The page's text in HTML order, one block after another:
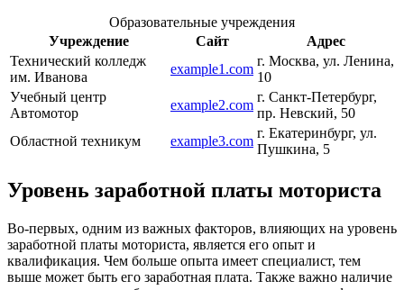
Образовательные учреждения
Учреждение
Сайт
Адрес
Технический колледж
им. Иванова
example1.com
г. Москва, ул. Ленина,
10
Учебный центр
Автомотор
example2.com
г. Санкт-Петербург,
пр. Невский, 50
Областной техникум
example3.com
г. Екатеринбург, ул.
Пушкина, 5
Уровень заработной платы моториста
Во-первых, одним из важных факторов, влияющих на уровень
заработной платы моториста, является его опыт и
квалификация. Чем больше опыта имеет специалист, тем
выше может быть его заработная плата. Также важно наличие